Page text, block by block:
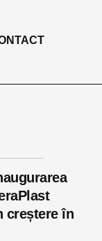
creștere în